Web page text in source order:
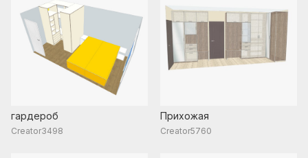
гардероб
Creator3498
Прихожая
Creator5760